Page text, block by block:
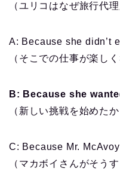
（ユリコはなぜ旅行代
A: Because she didn’t
（そこでの仕事が楽し
B: Because she
（新しい挑戦を始めたか
C: Because Mr.
（マカボイさんがそう